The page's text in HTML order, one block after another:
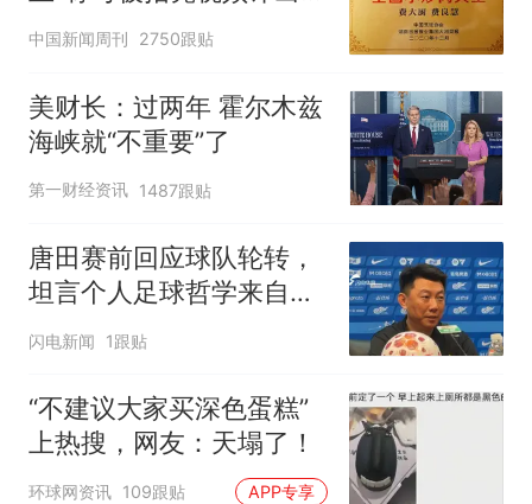
官方回应
中国新闻周刊 2750跟贴
美财长：过两年 霍尔木兹
海峡就“不重要”了
第一财经资讯 1487跟贴
唐田赛前回应球队轮转，
坦言个人足球哲学来自孙
子兵法
闪电新闻 1跟贴
“不建议大家买深色蛋糕”
上热搜，网友：天塌了！
环球网资讯 109跟贴 APP专享